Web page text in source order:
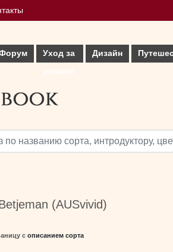
Уход за
Дизайн
(AUSvivid)
с описанием сорта